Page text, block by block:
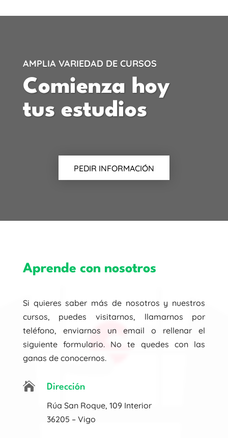
AMPLIA VARIEDAD DE CURSOS
Comienza hoy
tus estudios
PEDIR INFORMACIÓN
Aprende con nosotros
Si quieres saber más de nosotros y nuestros
cursos, puedes visitarnos, llamarnos por
teléfono, enviarnos un email o rellenar el
siguiente formulario. No te quedes con las
ganas de conocernos.
 Dirección
Rúa San Roque, 109 Interior
36205 – Vigo